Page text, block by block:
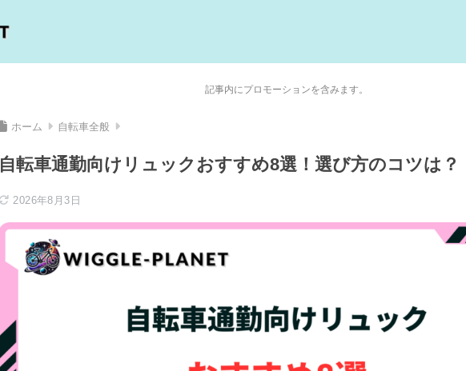
記事内にプロモーションを含みます。
ホーム 自転車全般
自転車通勤向けリュックおすすめ8選！選び方のコツは？
2026年8月3日